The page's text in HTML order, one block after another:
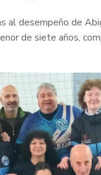
desempeño de
de siete años,